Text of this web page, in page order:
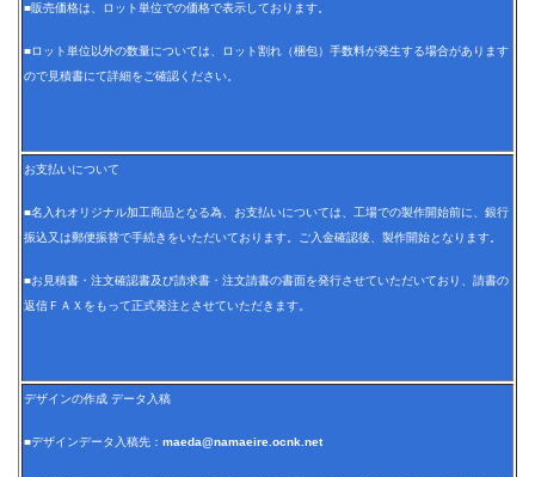
■販売価格は、ロット単位での価格で表示しております。
■ロット単位以外の数量については、ロット割れ（梱包）手数料が発生する場合があります
ので見積書にて詳細をご確認ください。
お支払いについて
■名入れオリジナル加工商品となる為、お支払いについては、工場での製作開始前に、銀行
振込又は郵便振替で手続きをいただいております。ご入金確認後、製作開始となります。
■お見積書・注文確認書及び請求書・注文請書の書面を発行させていただいており、請書の
返信ＦＡＸをもって正式発注とさせていただきます。
デザインの作成 データ入稿
■デザインデータ入稿先： maeda@namaeire.ocnk.net